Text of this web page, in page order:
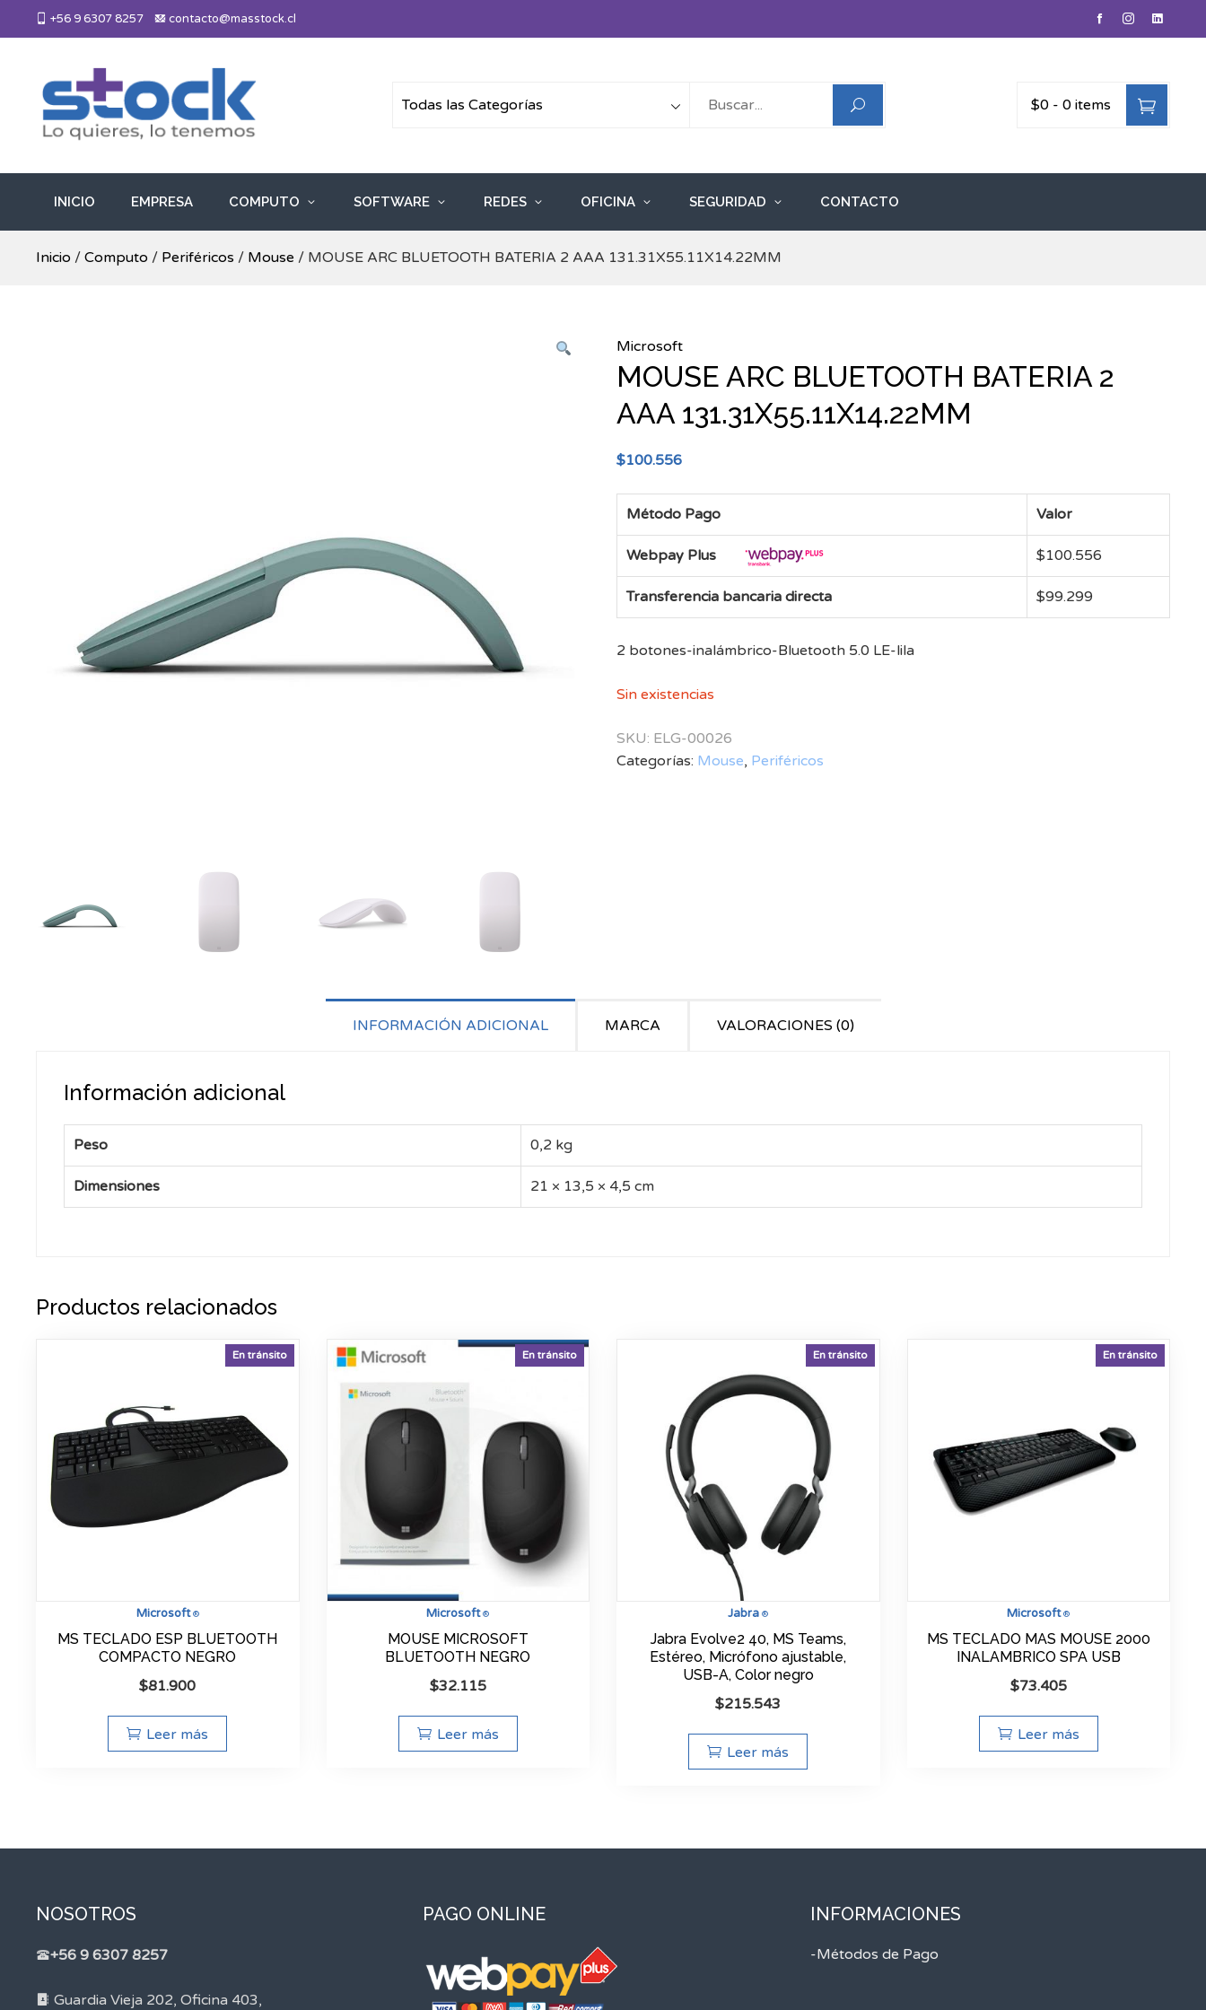
+56 9 6307 8257 contacto@masstock.cl
Más Stock
$0 - 0 items
INICIO EMPRESA COMPUTO SOFTWARE REDES OFICINA SEGURIDAD CONTACTO
Inicio / Computo / Periféricos / Mouse / MOUSE ARC BLUETOOTH BATERIA 2 AAA 131.31X55.11X14.22MM
Microsoft
MOUSE ARC BLUETOOTH BATERIA 2
AAA 131.31X55.11X14.22MM
$100.556
Método Pago Valor
Webpay Plus $100.556
Transferencia bancaria directa $99.299
2 botones-inalámbrico-Bluetooth 5.0 LE-lila
Sin existencias
SKU: ELG-00026
Categorías: Mouse, Periféricos
INFORMACIÓN ADICIONAL MARCA VALORACIONES (0)
Información adicional
Peso 0,2 kg
Dimensiones 21 × 13,5 × 4,5 cm
Productos relacionados
Microsoft®
En tránsito
MS TECLADO ESP BLUETOOTH
COMPACTO NEGRO
$81.900
Leer más
Microsoft®
En tránsito
MOUSE MICROSOFT
BLUETOOTH NEGRO
$32.115
Leer más
Jabra ®
En tránsito
Jabra Evolve2 40, MS Teams,
Estéreo, Micrófono ajustable,
USB-A, Color negro
$215.543
Leer más
Microsoft®
En tránsito
MS TECLADO MAS MOUSE 2000
INALAMBRICO SPA USB
$73.405
Leer más
NOSOTROS
+56 9 6307 8257
Guardia Vieja 202, Oficina 403,
PAGO ONLINE INFORMACIONES
-Métodos de Pago